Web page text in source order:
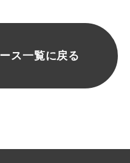
ス一覧に戻る